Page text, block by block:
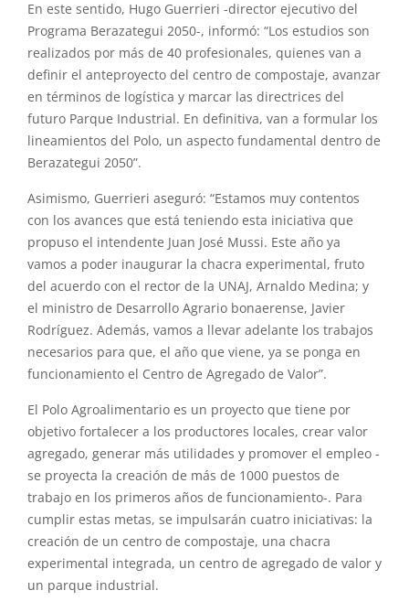
En este sentido, Hugo Guerrieri -director ejecutivo del
Programa Berazategui 2050-, informó: “Los estudios son
realizados por más de 40 profesionales, quienes van a
definir el anteproyecto del centro de compostaje, avanzar
en términos de logística y marcar las directrices del
futuro Parque Industrial. En definitiva, van a formular los
lineamientos del Polo, un aspecto fundamental dentro de
Berazategui 2050”.
Asimismo, Guerrieri aseguró: “Estamos muy contentos
con los avances que está teniendo esta iniciativa que
propuso el intendente Juan José Mussi. Este año ya
vamos a poder inaugurar la chacra experimental, fruto
del acuerdo con el rector de la UNAJ, Arnaldo Medina; y
el ministro de Desarrollo Agrario bonaerense, Javier
Rodríguez. Además, vamos a llevar adelante los trabajos
necesarios para que, el año que viene, ya se ponga en
funcionamiento el Centro de Agregado de Valor”.
El Polo Agroalimentario es un proyecto que tiene por
objetivo fortalecer a los productores locales, crear valor
agregado, generar más utilidades y promover el empleo -
se proyecta la creación de más de 1000 puestos de
trabajo en los primeros años de funcionamiento-. Para
cumplir estas metas, se impulsarán cuatro iniciativas: la
creación de un centro de compostaje, una chacra
experimental integrada, un centro de agregado de valor y
un parque industrial.